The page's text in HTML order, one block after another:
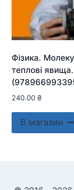
Фізика.
теплові
240.00 ₴
В магазин